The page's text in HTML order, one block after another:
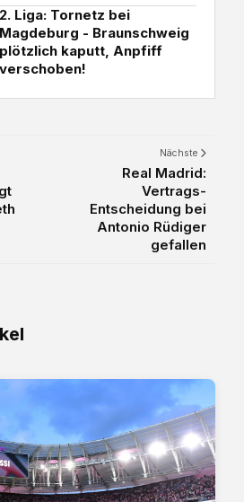
2. Liga: Tornetz bei
Magdeburg - Braunschweig
plötzlich kaputt, Anpfiff
verschoben!
Nächste
Real Madrid:
Vertrags-
Entscheidung bei
Antonio Rüdiger
gefallen